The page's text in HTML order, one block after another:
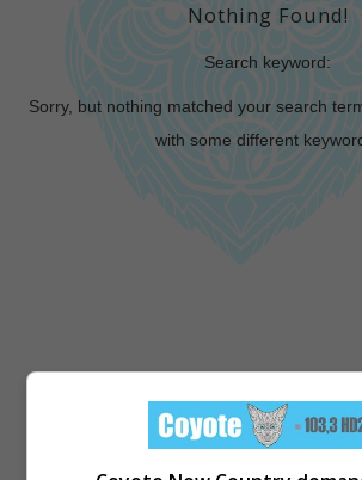
Nothing Found!
Search keyword:
Sorry, but nothing matched your search
with some different